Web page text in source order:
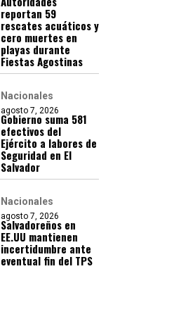
reportan 59
rescates acuáticos y
cero muertes en
playas durante
Fiestas Agostinas
Nacionales
agosto 7, 2026
Gobierno suma 581
efectivos del
Ejército a labores de
Seguridad en El
Salvador
Nacionales
agosto 7, 2026
Salvadoreños en
EE.UU mantienen
incertidumbre ante
eventual fin del TPS